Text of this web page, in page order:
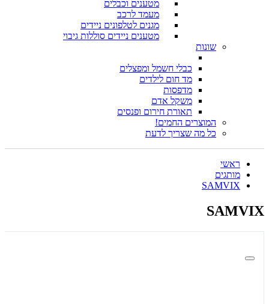
מטענים וכבלים
מעמד לרכב
מגנים לטלפונים ניידים
מטענים ניידים סוללות גיבוי
שונות
כבלי חשמל ומפצלים
מד חום לילדים
מדפסות
משקל אדם
תאורת חירום ופנסים
המוצרים החמים!
כל מה שצריך לדעת
ראשי
מותגים
SAMVIX
SAMVIX